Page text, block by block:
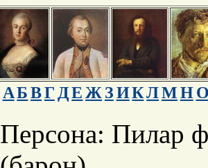
АБВГ ДЕ Ж ЗИКЛМН
Персона: Пилар